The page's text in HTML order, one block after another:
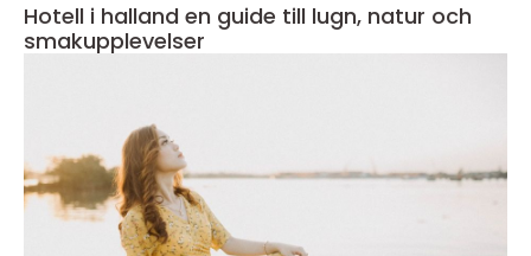
Hotell i halland en guide till lugn, natur och
smakupplevelser